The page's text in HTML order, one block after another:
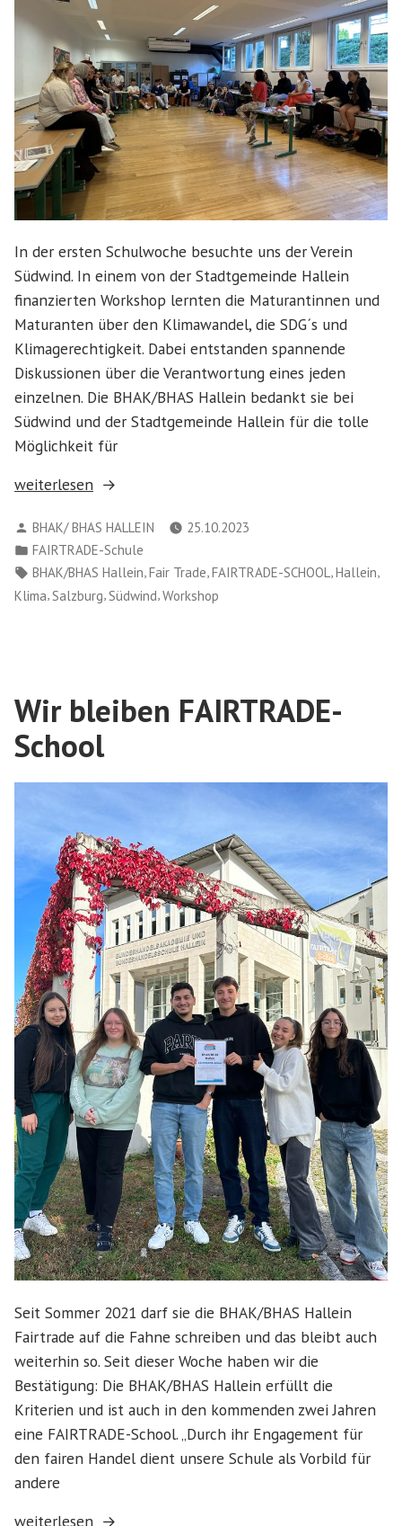
In der ersten Schulwoche besuchte uns der Verein
Südwind. In einem von der Stadtgemeinde Hallein
finanzierten Workshop lernten die Maturantinnen und
Maturanten über den Klimawandel, die SDG´s und
Klimagerechtigkeit. Dabei entstanden spannende
Diskussionen über die Verantwortung eines jeden
einzelnen. Die BHAK/BHAS Hallein bedankt sie bei
Südwind und der Stadtgemeinde Hallein für die tolle
Möglichkeit für
„Südwind
für
die
Maturaklassen“
weiterlesen
Verfasst
von
BHAK/ BHAS HALLEIN
25.10.2023
Veröffentlicht
in
FAIRTRADE-Schule
Schlagwörter:
BHAK/BHAS Hallein,Fair Trade,FAIRTRADE-SCHOOL,Hallein,
Klima, Salzburg, Südwind,Workshop
Wir bleiben FAIRTRADE-
School
Seit Sommer 2021 darf sie die BHAK/BHAS Hallein
Fairtrade auf die Fahne schreiben und das bleibt auch
weiterhin so. Seit dieser Woche haben wir die
Bestätigung: Die BHAK/BHAS Hallein erfüllt die
Kriterien und ist auch in den kommenden zwei Jahren
eine FAIRTRADE-School. „Durch ihr Engagement für
den fairen Handel dient unsere Schule als Vorbild für
andere
„Wir
weiterlesen